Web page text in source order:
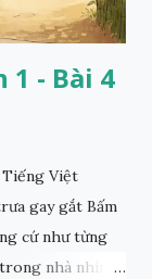
1 - Bài 4
Việt
gay gắt Bấm
cứ như từng
nhà nhìn